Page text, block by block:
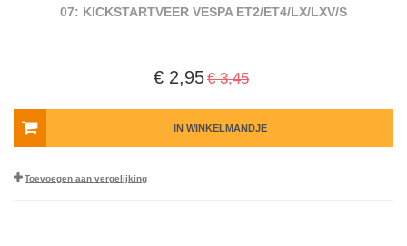
07: KICKSTARTVEER VESPA ET2/ET4/LX/LXV/S
€ 2,95€ 3,45
IN WINKELMANDJE
Toevoegen aan vergelijking